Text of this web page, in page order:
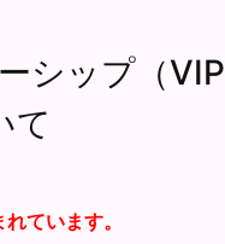
シップ（VIP
て
ています。